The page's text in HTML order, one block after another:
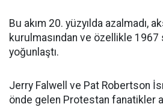
Bu akım 20. yüzyılda azalmadı,
kurulmasından ve özellikle 1967
yoğunlaştı.
Jerry Falwell ve Pat Robertson
önde gelen Protestan fanatikler